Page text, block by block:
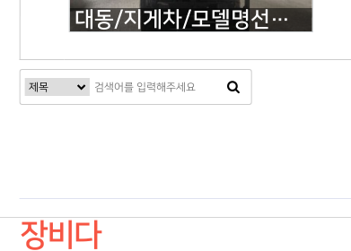
대동/지게차/모델명선택/대동 지게차/2012년식
장비다